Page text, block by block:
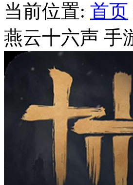
当前位置: 首页
燕云十六声 手